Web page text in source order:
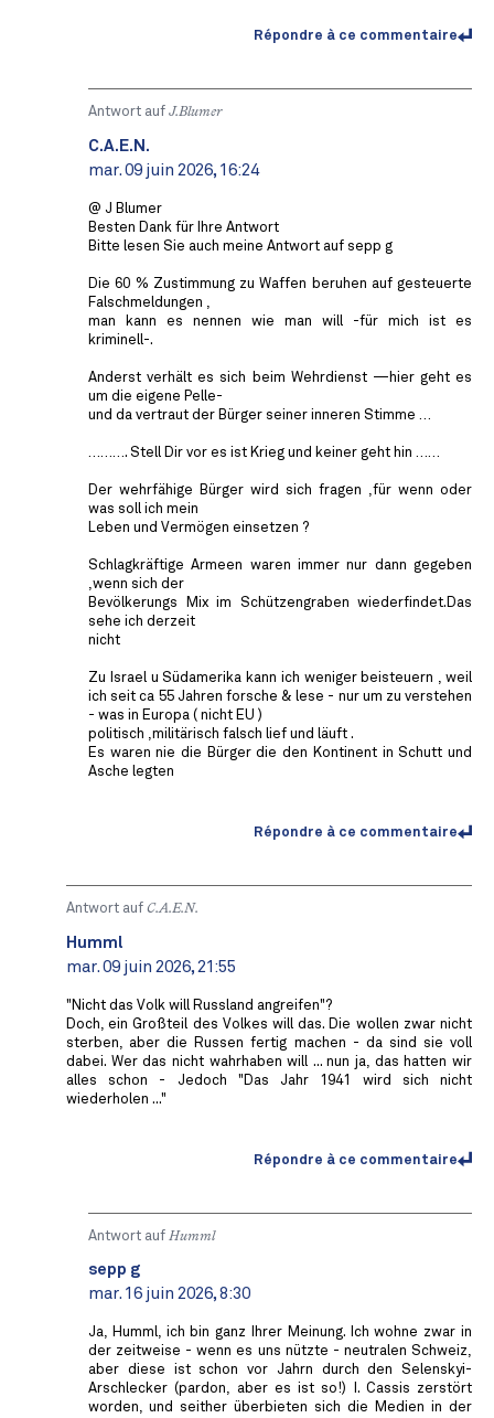
Répondre à ce commentaire
Antwort auf J.Blumer
C.A.E.N.
mar. 09 juin 2026, 16:24
@ J Blumer
Besten Dank für Ihre Antwort
Bitte lesen Sie auch meine Antwort auf sepp g
Die 60 % Zustimmung zu Waffen beruhen auf gesteuerte
Falschmeldungen ,
man kann es nennen wie man will -für mich ist es
kriminell-.
Anderst verhält es sich beim Wehrdienst —hier geht es
um die eigene Pelle-
und da vertraut der Bürger seiner inneren Stimme …
………. Stell Dir vor es ist Krieg und keiner geht hin ……
Der wehrfähige Bürger wird sich fragen ,für wenn oder
was soll ich mein
Leben und Vermögen einsetzen ?
Schlagkräftige Armeen waren immer nur dann gegeben
,wenn sich der
Bevölkerungs Mix im Schützengraben wiederfindet.Das
sehe ich derzeit
nicht
Zu Israel u Südamerika kann ich weniger beisteuern , weil
ich seit ca 55 Jahren forsche & lese - nur um zu verstehen
- was in Europa ( nicht EU )
politisch ,militärisch falsch lief und läuft .
Es waren nie die Bürger die den Kontinent in Schutt und
Asche legten
Répondre à ce commentaire
Antwort auf C.A.E.N.
Humml
mar. 09 juin 2026, 21:55
"Nicht das Volk will Russland angreifen"?
Doch, ein Großteil des Volkes will das. Die wollen zwar nicht
sterben, aber die Russen fertig machen - da sind sie voll
dabei. Wer das nicht wahrhaben will ... nun ja, das hatten wir
alles schon - Jedoch "Das Jahr 1941 wird sich nicht
wiederholen ..."
Répondre à ce commentaire
Antwort auf Humml
sepp g
mar. 16 juin 2026, 8:30
Ja, Humml, ich bin ganz Ihrer Meinung. Ich wohne zwar in
der zeitweise - wenn es uns nützte - neutralen Schweiz,
aber diese ist schon vor Jahrn durch den Selenskyi-
Arschlecker (pardon, aber es ist so!) I. Cassis zerstört
worden, und seither überbieten sich die Medien in der